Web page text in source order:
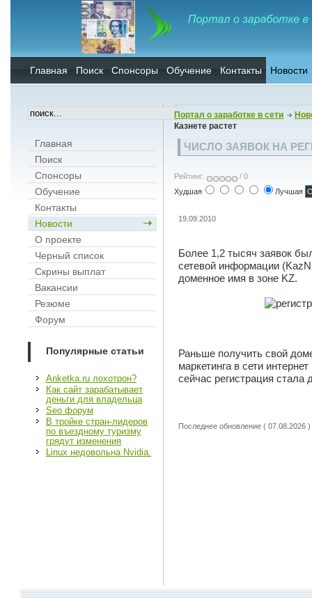
Главная Поиск Спонсоры Обучение Контакты Новости
Главная
Поиск
Спонсоры
Обучение
Контакты
Новости
О проекте
Черный список
Скрины выплат
Вакансии
Резюме
Форум
Популярные статьи
Anketka.ru лохотрон?
Как сайт зарабатывает
деньги для владельца
Seo форум
В тройке стран-лидеров
по въездному туризму
грядут изменения
Linux недовольна Nvidia.
Портал о заработке в сети
Казнете растет
ЧИСЛО ЗАЯВОК НА
Рейтинг:
/ 0
Худшая
Лучшая
19.09.2010
Более 1,2 тысяч заявок
сетевой информации
доменное имя в зоне KZ.
Раньше получить свой
маркетинга в сети
сейчас регистрация
Последнее обновление ( 07.08.2026 )